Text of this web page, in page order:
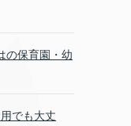
の保育園・幼
でも大丈